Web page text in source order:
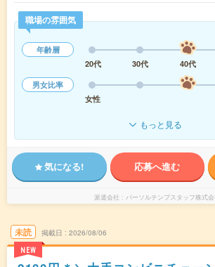
職場の雰囲気
年齢層
20代
30代 40代
男女比率
女性
もっと見る
気になる! 応募へ進む
派遣会社 パーソルテンプスタッフ株式会
未読
NEW
掲載日 2026/08/06